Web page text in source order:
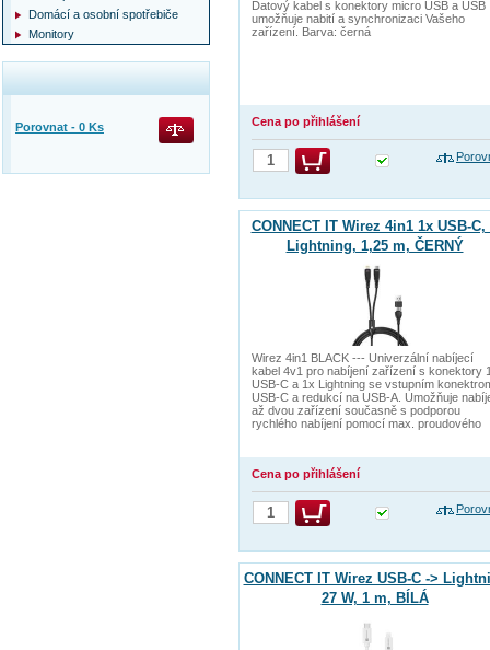
Datový kabel s konektory micro USB a USB
umožňuje nabití a synchronizaci Vašeho
zařízení. Barva: černá
Cena po přihlášení
CONNECT IT Wirez 4in1 1x USB-C,
Lightning, 1,25 m, ČERNÝ
Wirez 4in1 BLACK --- Univerzální nabíjecí
kabel 4v1 pro nabíjení zařízení s konektory
USB-C a 1x Lightning se vstupním
USB-C a redukcí na USB-A. Umožňuje
až dvou zařízení současně s podporou
rychlého nabíjení pomocí max. proudového
Cena po přihlášení
CONNECT IT Wirez USB-C ->
27 W, 1 m, BÍLÁ
Domácí a osobní spotřebiče
Monitory
Porovnat - 0 Ks